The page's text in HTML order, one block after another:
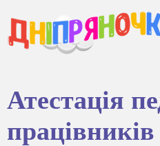
Атестація